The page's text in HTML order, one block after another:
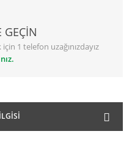
GEÇİN
1 telefon uzağınızdayız